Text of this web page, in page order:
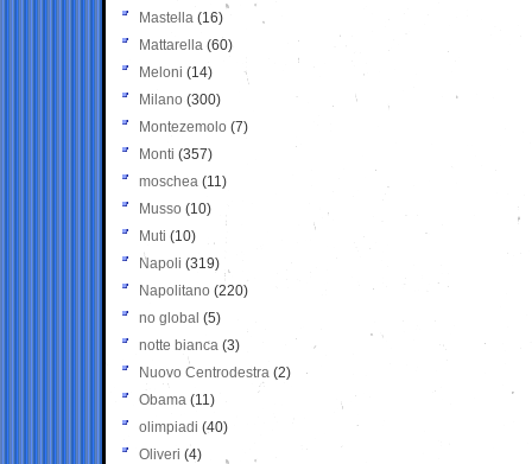
Mastella (16)
Mattarella (60)
Meloni (14)
Milano (300)
Montezemolo (7)
Monti (357)
moschea (11)
Musso (10)
Muti (10)
Napoli (319)
Napolitano (220)
no global (5)
notte bianca (3)
Nuovo Centrodestra (2)
Obama (11)
olimpiadi (40)
Oliveri (4)